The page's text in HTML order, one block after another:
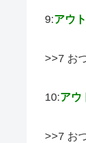
9:アウ
>>7 お
10:アウ
>>7 お